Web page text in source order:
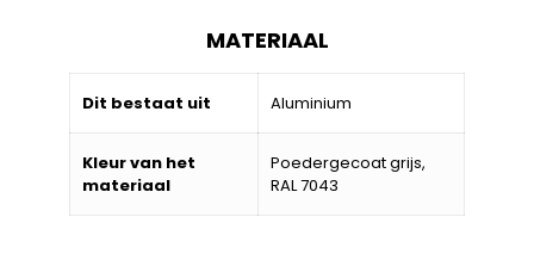
MATERIAAL
Dit bestaat uit Aluminium
Kleur van het
materiaal
Poedergecoat grijs,
RAL 7043